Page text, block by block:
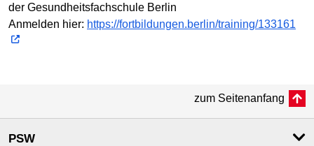
der Gesundheitsfachschule Berlin
Anmelden hier: https://fortbildungen.berlin/training/133161
zum Seitenanfang
PSW